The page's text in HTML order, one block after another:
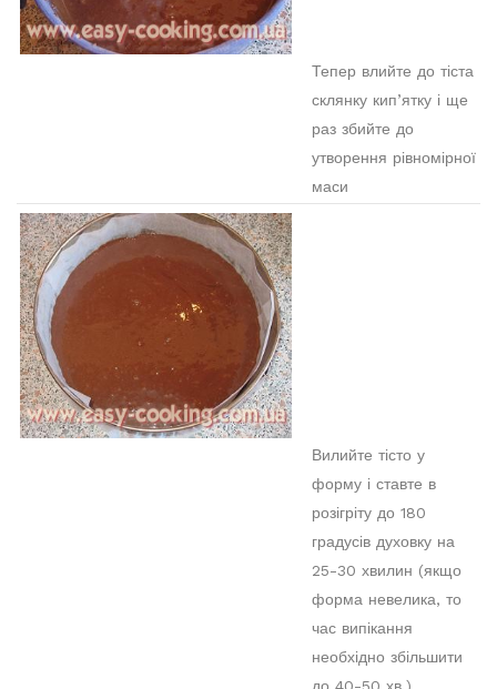
Тепер влийте до тіста
склянку кип’ятку і ще
раз збийте до
утворення рівномірної
маси
Вилийте тісто у
форму і ставте в
розігріту до 180
градусів духовку на
25-30 хвилин (якщо
форма невелика, то
час випікання
необхідно збільшити